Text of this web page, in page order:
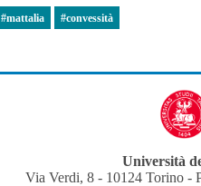
#mattalia #convessità
Università
Via Verdi, 8 - 10124 Torino -